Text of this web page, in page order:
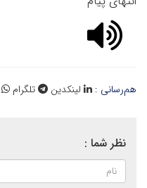
هم‌رسانی : لینکدین تلگرام
نظر شما :